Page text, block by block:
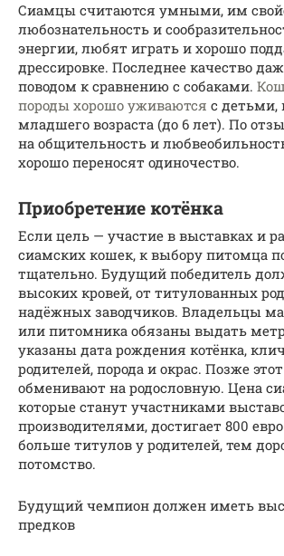
Сиамцы считаются умными, им
любознательность и
энергии, любят играть и хорошо
дрессировке. Последнее качество
поводом к сравнению с собаками.
породы хорошо уживаются с детьми,
младшего возраста (до 6 лет). По
на общительность и
хорошо переносят одиночество.
Приобретение котёнка
Если цель — участие в выставках и
сиамских кошек, к выбору питомца
тщательно. Будущий победитель
высоких кровей, от титулованных
надёжных заводчиков. Владельцы
или питомника обязаны выдать
указаны дата рождения котёнка,
родителей, порода и окрас. Позже
обменивают на родословную. Цена
которые станут участниками
производителями, достигает 800
больше титулов у родителей, тем
потомство.
Будущий чемпион должен иметь
предков